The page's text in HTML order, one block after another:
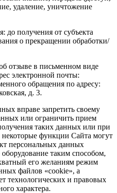
удаление, уничтожение
до получения от субъекта
о прекращении обработки/
отзыве в письменном виде
электронной почты:
обращения по адресу:
д. 3.
вправе запретить своему
или ограничить прием
таких данных или при
функции Сайта могут
персональных данных
оборудование таким способом,
его желаниям режим
файлов «cookie», а
технологических и правовых
характера.